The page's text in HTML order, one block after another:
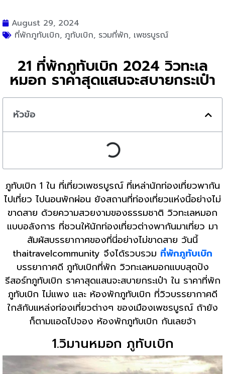
August 29, 2024
ที่พักภูทับเบิก, ภูทับเบิก, รวมที่พัก, เพชรบูรณ์
21 ที่พักภูทับเบิก 2024 วิวทะเล
หมอก ราคาสุดแสนจะสบายกระเป๋า
หัวข้อ
ภูทับเบิก 1 ใน ที่เที่ยวเพชรบูรณ์ ที่เหล่านักท่องเที่ยวพากัน
ไปเที่ยว ไปนอนพักผ่อน ยังสถานที่ท่องเที่ยวแห่งนี้อย่างไม่
ขาดสาย ด้วยความสวยงามของธรรมชาติ วิวทะเลหมอก
แบบอลังการ ที่ชวนให้นักท่องเที่ยวต่างพากันมาเที่ยว มา
สัมผัสบรรยากาศของที่นี่อย่างไม่ขาดสาย วันนี้
thaitravelcommunity จึงได้รวบรวม ที่พักภูทับเบิก
บรรยากาศดี ภูทับเบิกที่พัก วิวทะเลหมอกแบบสุดปัง
รีสอร์ทภูทับเบิก ราคาสุดแสนจะสบายกระเป๋า ใน ราคาที่พัก
ภูทับเบิก ไม่แพง และ ห้องพักภูทับเบิก ที่วิวบรรยากาศดี
ใกล้กับแหล่งท่องเที่ยวต่างๆ ของเมืองเพชรบูรณ์ ถ้ายัง
ก็ตามแอดไปจอง ห้องพักภูทับเบิก กันเลยจ้า
1.วิมานหมอก ภูทับเบิก